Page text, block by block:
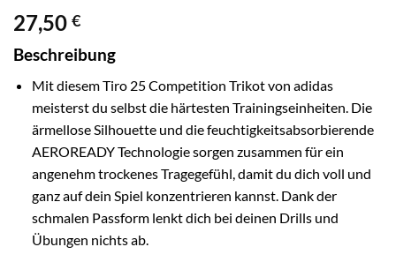
27,50 €
Beschreibung
Mit diesem Tiro 25 Competition Trikot von adidas
meisterst du selbst die härtesten Trainingseinheiten. Die
ärmellose Silhouette und die feuchtigkeitsabsorbierende
AEROREADY Technologie sorgen zusammen für ein
angenehm trockenes Tragegefühl, damit du dich voll und
ganz auf dein Spiel konzentrieren kannst. Dank der
schmalen Passform lenkt dich bei deinen Drills und
Übungen nichts ab.